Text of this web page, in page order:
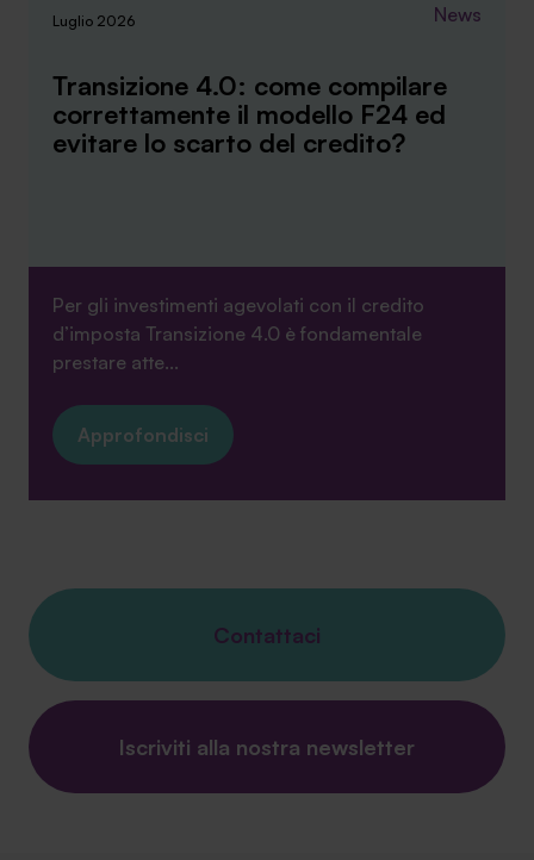
Luglio 2026 News
Transizione 4.0: come compilare
correttamente il modello F24 ed
evitare lo scarto del credito?
Per gli investimenti agevolati con il credito
d’imposta Transizione 4.0 è fondamentale
prestare atte...
Approfondisci
Contattaci
Iscriviti alla nostra newsletter